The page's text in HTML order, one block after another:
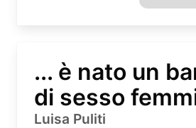
... è nato un
di sesso
Luisa Puliti